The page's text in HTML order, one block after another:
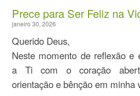
Prece para Ser Feliz na
janeiro 30, 2026
Querido Deus,
Neste momento de reflexão e
a Ti com o coração
orientação e bênção em minha